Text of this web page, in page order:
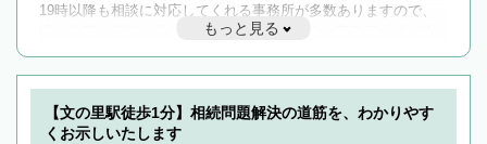
19時以降も相談に対応してくれる事務所が多数ありますので、
遅い時間の相談が増えそうな場合はそのような事務所に絞り込
んで検索してみましょう。
19時以降TEL可の条件
を加えて再検索
もっと見る
【文の里駅徒歩1分】相続問題解決の道筋を、わかりやす
くお示しいたします